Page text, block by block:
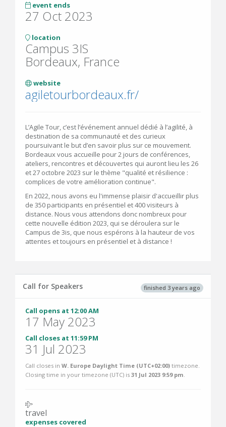
event ends
27 Oct 2023
location
Campus 3IS
Bordeaux, France
website
agiletourbordeaux.fr/
L’Agile Tour, c’est l’événement annuel dédié à l’agilité, à
destination de sa communauté et des curieux
poursuivant le but d’en savoir plus sur ce mouvement.
Bordeaux vous accueille pour 2 jours de conférences,
ateliers, rencontres et découvertes qui auront lieu les 26
et 27 octobre 2023 sur le thème "qualité et résilience :
complices de votre amélioration continue".
En 2022, nous avons eu l'immense plaisir d'accueillir plus
de 350 participants en présentiel et 400 visiteurs à
distance. Nous vous attendons donc nombreux pour
cette nouvelle édition 2023, qui se déroulera sur le
Campus de 3is, que nous espérons à la hauteur de vos
attentes et toujours en présentiel et à distance !
finished 3 years ago
Call for Speakers
Call opens at 12:00 AM
17 May 2023
Call closes at 11:59 PM
31 Jul 2023
Call closes in W. Europe Daylight Time (UTC+02:00) timezone.
Closing time in your timezone (UTC) is 31 Jul 2023 9:59 pm.
travel
expenses covered